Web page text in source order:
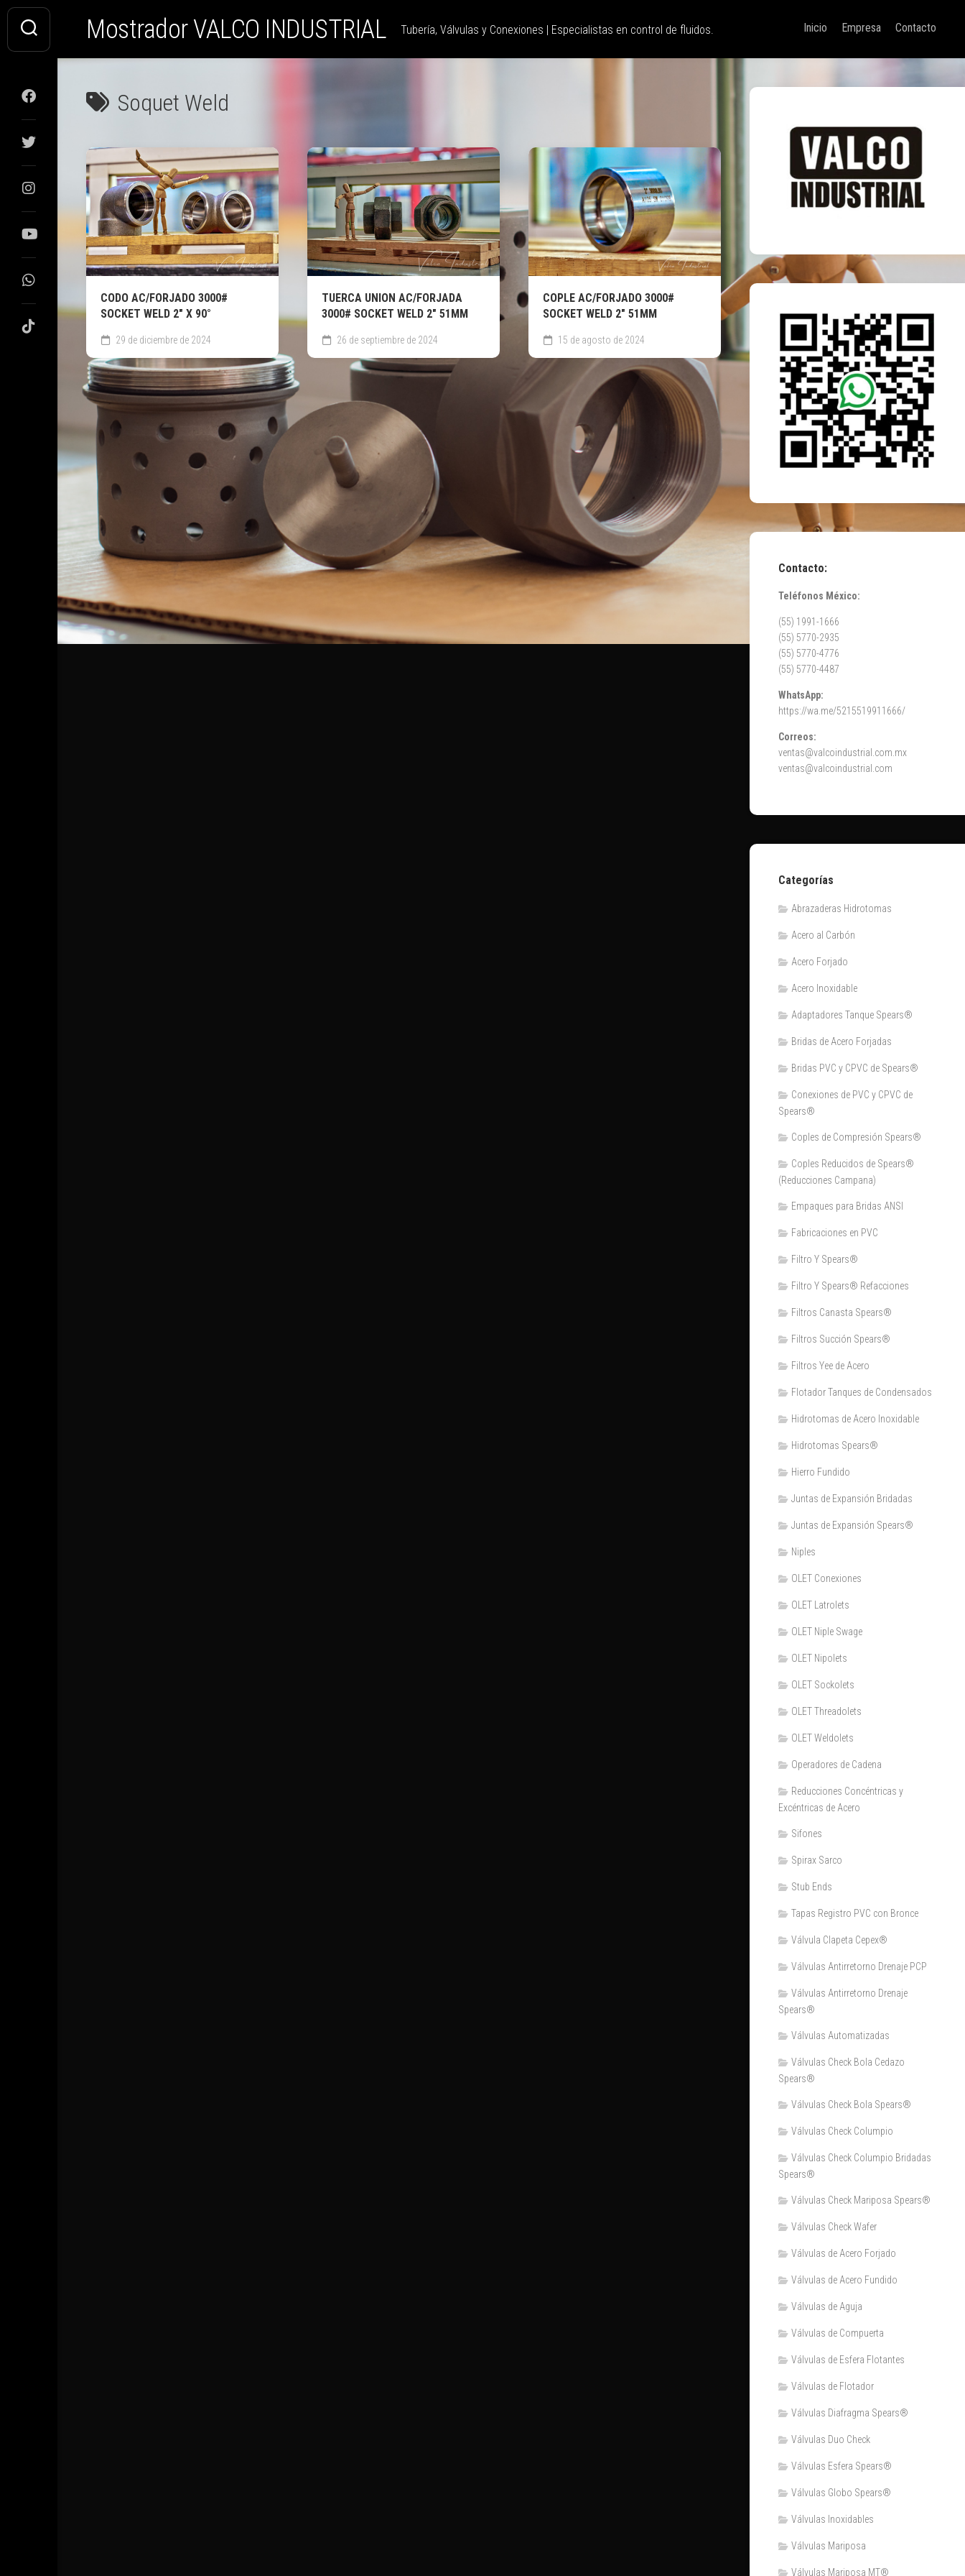
Saltar
contenido
Mostrador VALCO INDUSTRIAL Tubería, Válvulas y Conexiones | Especialistas en control de fluidos. Inicio Empresa Contacto
Soquet Weld
CODO AC/FORJADO 3000#
SOCKET WELD 2″ X 90°
29 de diciembre de 2024
TUERCA UNION AC/FORJADA
3000# SOCKET WELD 2″ 51MM
26 de septiembre de 2024
COPLE AC/FORJADO 3000#
SOCKET WELD 2″ 51MM
15 de agosto de 2024
Contacto:
Teléfonos México:
(55) 1991-1666
(55) 5770-2935
(55) 5770-4776
(55) 5770-4487
WhatsApp:
https://wa.me/5215519911666/
Correos:
ventas@valcoindustrial.com.mx
ventas@valcoindustrial.com
Categorías
Abrazaderas Hidrotomas
Acero al Carbón
Acero Forjado
Acero Inoxidable
Adaptadores Tanque Spears®
Bridas de Acero Forjadas
Bridas PVC y CPVC de Spears®
Conexiones de PVC y CPVC de
Spears®
Coples de Compresión Spears®
Coples Reducidos de Spears®
(Reducciones Campana)
Empaques para Bridas ANSI
Fabricaciones en PVC
Filtro Y Spears®
Filtro Y Spears® Refacciones
Filtros Canasta Spears®
Filtros Succión Spears®
Filtros Yee de Acero
Flotador Tanques de Condensados
Hidrotomas de Acero Inoxidable
Hidrotomas Spears®
Hierro Fundido
Juntas de Expansión Bridadas
Juntas de Expansión Spears®
Niples
OLET Conexiones
OLET Latrolets
OLET Niple Swage
OLET Nipolets
OLET Sockolets
OLET Threadolets
OLET Weldolets
Operadores de Cadena
Reducciones Concéntricas y
Excéntricas de Acero
Sifones
Spirax Sarco
Stub Ends
Tapas Registro PVC con Bronce
Válvula Clapeta Cepex®
Válvulas Antirretorno Drenaje PCP
Válvulas Antirretorno Drenaje
Spears®
Válvulas Automatizadas
Válvulas Check Bola Cedazo
Spears®
Válvulas Check Bola Spears®
Válvulas Check Columpio
Válvulas Check Columpio Bridadas
Spears®
Válvulas Check Mariposa Spears®
Válvulas Check Wafer
Válvulas de Acero Forjado
Válvulas de Acero Fundido
Válvulas de Aguja
Válvulas de Compuerta
Válvulas de Esfera Flotantes
Válvulas de Flotador
Válvulas Diafragma Spears®️
Válvulas Duo Check
Válvulas Esfera Spears®
Válvulas Globo Spears®
Válvulas Inoxidables
Válvulas Mariposa
Válvulas Mariposa MT®